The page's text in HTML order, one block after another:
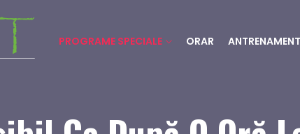
PROGRAME SPECIALE ORAR